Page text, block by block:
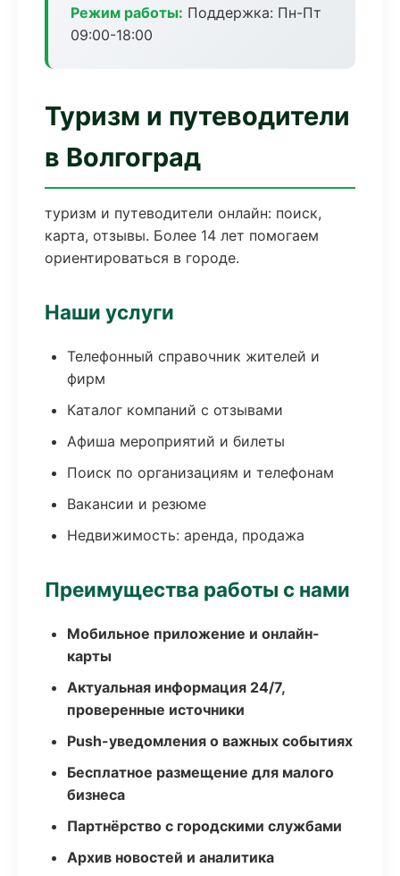
Режим работы: Поддержка: Пн-Пт
09:00-18:00
Туризм и путеводители
в Волгоград
туризм и путеводители онлайн: поиск,
карта, отзывы. Более 14 лет помогаем
ориентироваться в городе.
Наши услуги
Телефонный справочник жителей и
фирм
Каталог компаний с отзывами
Афиша мероприятий и билеты
Поиск по организациям и телефонам
Вакансии и резюме
Недвижимость: аренда, продажа
Преимущества работы с нами
Мобильное приложение и онлайн-
карты
Актуальная информация 24/7,
проверенные источники
Push-уведомления о важных событиях
Бесплатное размещение для малого
бизнеса
Партнёрство с городскими службами
Архив новостей и аналитика